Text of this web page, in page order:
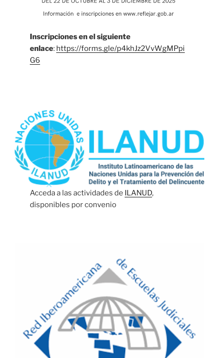
Inscripciones en el siguiente
enlace: https://forms.gle/p4khJz2VvWgMPpi
G6
Acceda a las actividades de ILANUD,
disponibles por convenio